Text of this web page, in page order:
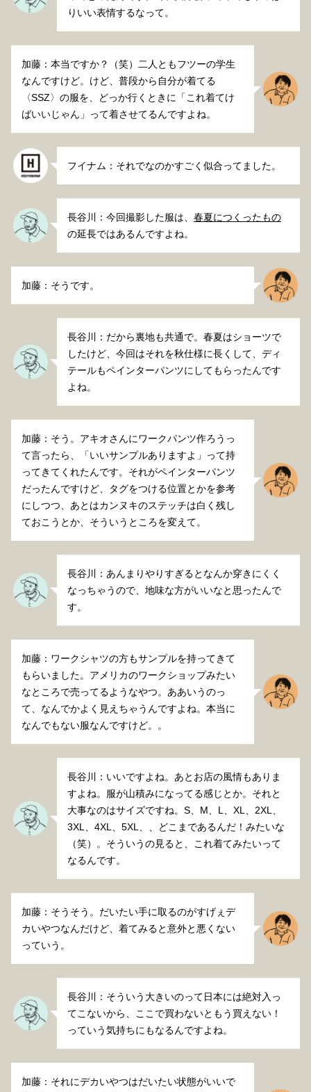
りいい表情するなって。
加藤：本当ですか？（笑）二人ともフツーの学生
なんですけど。けど、普段から自分が着てる
〈SSZ〉の服を、どっか行くときに「これ着てけ
ばいいじゃん」って着させてるんですよね。
フイナム：それでなのかすごく似合ってました。
長谷川：今回撮影した服は、 春夏につくったもの
の延長ではあるんですよね。
加藤：そうです。
長谷川：だから裏地も共通で。春夏はショーツで
したけど、今回はそれを秋仕様に長くして、ディ
テールもペインターパンツにしてもらったんです
よね。
加藤：そう。アキオさんにワークパンツ作ろうっ
て言ったら、「いいサンプルありますよ」って持
ってきてくれたんです。それがペインターパンツ
だったんですけど、タグをつける位置とかを参考
にしつつ、あとはカンヌキのステッチは白く残し
ておこうとか、そういうところを変えて。
長谷川：あんまりやりすぎるとなんか穿きにくく
なっちゃうので、地味な方がいいなと思ったんで
す。
加藤：ワークシャツの方もサンプルを持ってきて
もらいました。アメリカのワークショップみたい
なところで売ってるようなやつ。ああいうのっ
て、なんでかよく見えちゃうんですよね。本当に
なんでもない服なんですけど。。
長谷川：いいですよね。あとお店の風情もありま
すよね。服が山積みになってる感じとか。それと
大事なのはサイズですね。S、M、L、XL、2XL、
3XL、4XL、5XL、、どこまであるんだ！みたいな
（笑）。そういうの見ると、これ着てみたいって
なるんです。
加藤：そうそう。だいたい手に取るのがすげぇデ
カいやつなんだけど、着てみると意外と悪くない
っていう。
長谷川：そういう大きいのって日本には絶対入っ
てこないから、ここで買わないともう買えない！
っていう気持ちにもなるんですよね。
加藤：それにデカいやつはだいたい状態がいいで